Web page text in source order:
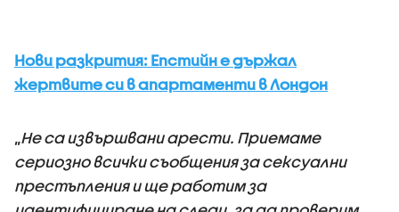
Нови разкрития: Епстийн е държал
жертвите си в апартаменти в Лондон
„Не са извършвани арести. Приемаме
сериозно всички съобщения за сексуални
престъпления и ще работим за